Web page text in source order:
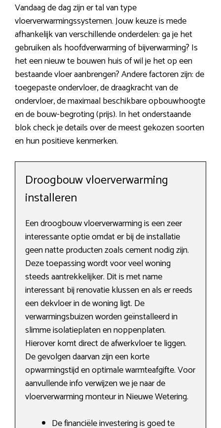
Vandaag de dag zijn er tal van type
vloerverwarmingssystemen. Jouw keuze is mede
afhankelijk van verschillende onderdelen: ga je het
gebruiken als hoofdverwarming of bijverwarming? Is
het een nieuw te bouwen huis of wil je het op een
bestaande vloer aanbrengen? Andere factoren zijn: de
toegepaste ondervloer, de draagkracht van de
ondervloer, de maximaal beschikbare opbouwhoogte
en de bouw-begroting (prijs). In het onderstaande
blok check je details over de meest gekozen soorten
en hun positieve kenmerken.
Droogbouw vloerverwarming
installeren
Een droogbouw vloerverwarming is een zeer
interessante optie omdat er bij de installatie
geen natte producten zoals cement nodig zijn.
Deze toepassing wordt voor veel woning
steeds aantrekkelijker. Dit is met name
interessant bij renovatie klussen en als er reeds
een dekvloer in de woning ligt. De
verwarmingsbuizen worden geïnstalleerd in
slimme isolatieplaten en noppenplaten.
Hierover komt direct de afwerkvloer te liggen.
De gevolgen daarvan zijn een korte
opwarmingstijd en optimale warmteafgifte. Voor
aanvullende info verwijzen we je naar de
vloerverwarming monteur in Nieuwe Wetering.
De financiële investering is goed te